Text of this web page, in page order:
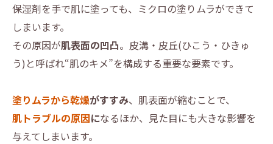
保湿剤を手で肌に塗っても、ミクロの塗りムラができて
しまいます。
その原因が肌表面の凹凸。皮溝・皮丘(ひこう・ひきゅ
う)と呼ばれ“肌のキメ”を構成する重要な要素です。
塗りムラから乾燥がすすみ、肌表面が縮むことで、
肌トラブルの原因になるほか、見た目にも大きな影響を
与えてしまいます。